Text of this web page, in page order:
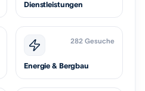
Dienstleistungen
282 Gesuche
Energie & Bergbau